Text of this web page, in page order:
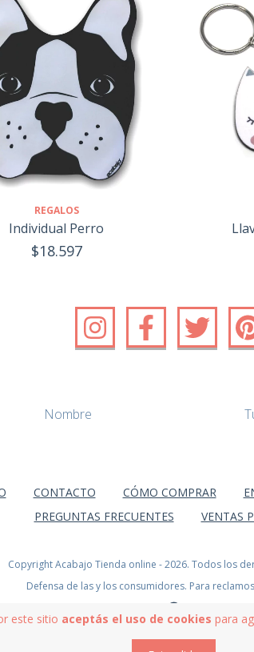
este sitio aceptás el uso de cookies para
REGALOS
Individual Perro
$18.597
CONTACTO CÓMO COMPRAR
PREGUNTAS FRECUENTES
VENTAS
Copyright Acabajo Tienda online - 2026. Todos los
Defensa de las y los consumidores. Para reclamos